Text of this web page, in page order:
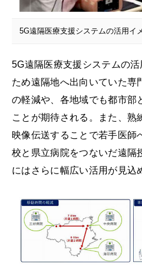
5G遠隔医療支援システムの活用イ
5G遠隔医療支援システムの
ため遠隔地へ出向いていた専
の軽減や、各地域でも都市部
ことが期待される。また、熟
映像伝送することで若手医師
校と県立病院をつないだ遠隔
にはさらに幅広い活用が見込